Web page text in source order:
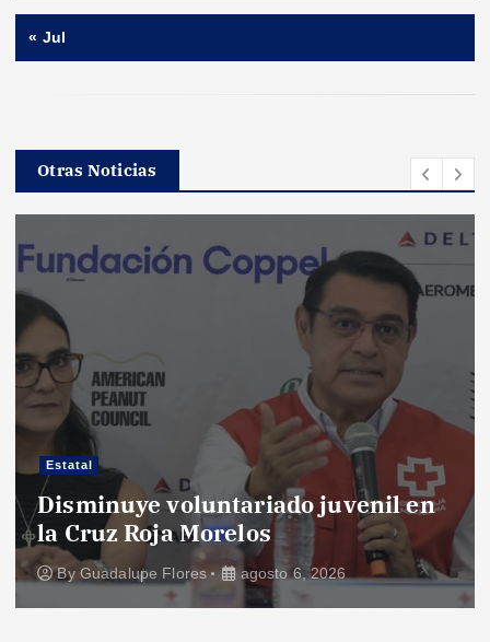
« Jul
Otras Noticias
Estatal
Disminuye voluntariado juvenil en
la Cruz Roja Morelos
By Guadalupe Flores agosto 6, 2026